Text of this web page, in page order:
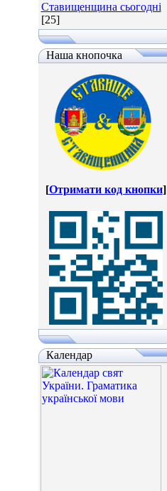
Ставищенщина сьогодні
[25]
Наша кнопочка
[Отримати код кнопки]
Календар